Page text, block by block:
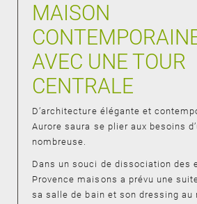
MAISON
AVEC UNE TOUR
CENTRALE
D’architecture élégante et
Aurore saura se plier aux besoins
nombreuse.
Dans un souci de dissociation des
Provence maisons a prévu une
sa salle de bain et son dressing au